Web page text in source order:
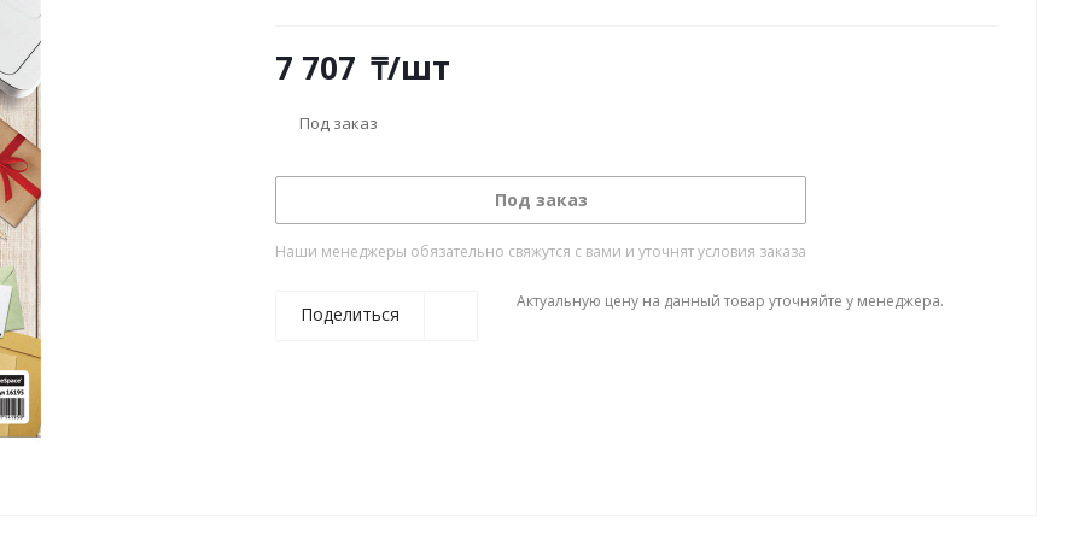
7 707 ₸/шт
Под заказ
Под заказ
Наши менеджеры обязательно свяжутся с вами и уточнят условия заказа
Поделиться
Актуальную цену на данный товар уточняйте у менеджера.